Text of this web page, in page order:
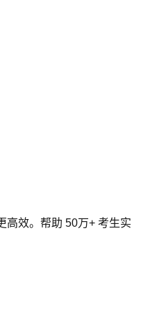
高效。帮助 50万+ 考生实